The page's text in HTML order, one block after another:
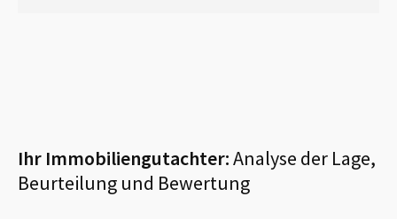
Ihr Immobiliengutachter:Analyse der Lage,
Beurteilung und Bewertung